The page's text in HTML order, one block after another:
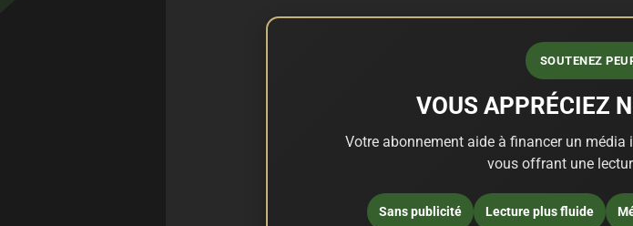
SOUTENEZ
VOUS APPRÉCIEZ
Votre abonnement aide à financer un média
vous offrant une
Sans publicité Lecture plus fluide